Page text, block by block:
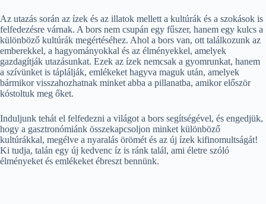
Az utazás során az ízek és az illatok mellett a kultúrák és a szokások is
felfedezésre várnak. A bors nem csupán egy fűszer, hanem egy kulcs a
különböző kultúrák megértéséhez. Ahol a bors van, ott találkozunk az
emberekkel, a hagyományokkal és az élményekkel, amelyek
gazdagítják utazásunkat. Ezek az ízek nemcsak a gyomrunkat, hanem
a szívünket is táplálják, emlékeket hagyva maguk után, amelyek
bármikor visszahozhatnak minket abba a pillanatba, amikor először
kóstoltuk meg őket.
Induljunk tehát el felfedezni a világot a bors segítségével, és engedjük,
hogy a gasztronómiánk összekapcsoljon minket különböző
kultúrákkal, megélve a nyaralás örömét és az új ízek kifinomultságát!
Ki tudja, talán egy új kedvenc íz is ránk talál, ami életre szóló
élményeket és emlékeket ébreszt bennünk.